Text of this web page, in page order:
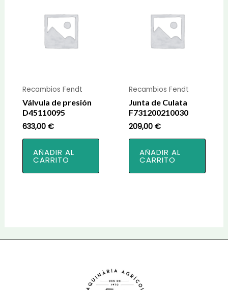
Recambios Fendt
Válvula de presión
D45110095
633,00 €
AÑADIR AL
CARRITO
Recambios Fendt
Junta de Culata
F731200210030
209,00€
AÑADIR AL
CARRITO